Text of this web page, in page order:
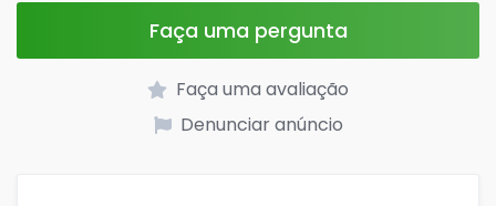
Faça uma pergunta
Faça uma avaliação
Denunciar anúncio